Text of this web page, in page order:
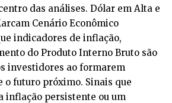
das análises. Dólar em Alta e
Cenário Econômico
indicadores de inflação,
do Produto Interno Bruto são
investidores ao formarem
o futuro próximo. Sinais que
inflação persistente ou um